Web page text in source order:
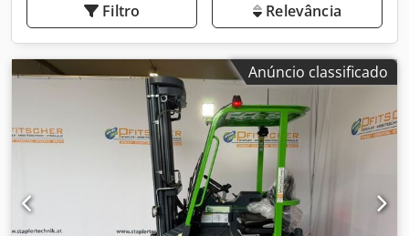
Filtro Relevância
Anúncio classificado